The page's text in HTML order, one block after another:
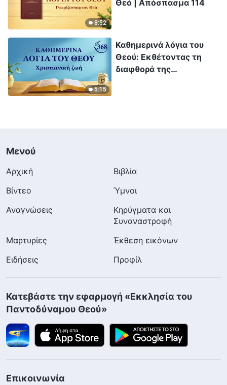
8:52
Θεό | Απόσπασμα 114
5:15
Καθημερινά λόγια του
Θεού: Εκθέτοντας τη
διαφθορά της
Μενού
Αρχική
Βιβλία
Βίντεο
Ύμνοι
Αναγνώσεις
Κηρύγματα και
Συναναστροφή
Μαρτυρίες
Έκθεση εικόνων
Ειδήσεις
Προφίλ
Κατεβάστε την εφαρμογή «Εκκλησία του
Παντοδύναμου Θεού»
Επικοινωνία